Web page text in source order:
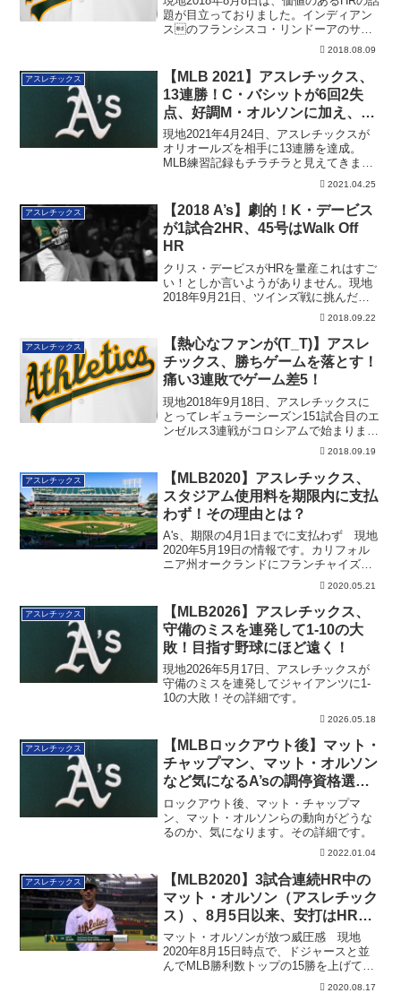
題が目立っておりました。インディアン
スのフランシスコ・リンドーアのサヨ
2018.08.09
アスレチックス
【MLB 2021】アスレチックス、
13連勝！C・バシットが6回2失
点、好調M・オルソンに加え、
J・ラウリーが活躍（追記あり）
現地2021年4月24日、アスレチックスが
オリオールズを相手に13連勝を達成。
MLB練習記録もチラチラと見えてきまし
た。そしてかつて成し遂げたマネー・ボ
2021.04.25
アスレチックス
【2018 A’s】劇的！K・デービス
が1試合2HR、45号はWalk Off
HR
クリス・デービスがHRを量産これはすご
い！としか言いようがありません。現地
2018年9月21日、ツインズ戦に挑んだア
2018.09.22
アスレチックス
【熱心なファンが(T_T)】アスレ
チックス、勝ちゲームを落とす！
痛い3連敗でゲーム差5！
現地2018年9月18日、アスレチックスに
とってレギュラーシーズン151試合目のエ
ンゼルス3連戦がコロシアムで始まりま
2018.09.19
アスレチックス
【MLB2020】アスレチックス、
スタジアム使用料を期限内に支払
わず！その理由とは？
A's、期限の4月1日までに支払わず 現地
2020年5月19日の情報です。カリフォル
ニア州オークランドにフランチャイズ
2020.05.21
アスレチックス
【MLB2026】アスレチックス、
守備のミスを連発して1-10の大
敗！目指す野球にほど遠く！
現地2026年5月17日、アスレチックスが
守備のミスを連発してジャイアンツに1-
10の大敗！その詳細です。
2026.05.18
アスレチックス
【MLBロックアウト後】マット・
チャップマン、マット・オルソン
など気になるA’sの調停資格選手
の動向
ロックアウト後、マット・チャップマ
ン、マット・オルソンらの動向がどうな
るのか、気になります。その詳細です。
2022.01.04
アスレチックス
【MLB2020】3試合連続HR中の
マット・オルソン（アスレチック
ス）、8月5日以来、安打はHRの
み！
マット・オルソンが放つ威圧感 現地
2020年8月15日時点で、ドジャースと並
んでMLB勝利数トップの15勝を上げてい
2020.08.17